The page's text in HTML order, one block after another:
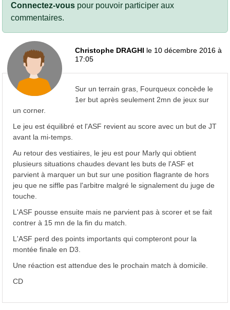
Connectez-vous pour pouvoir participer aux
commentaires.
Christophe DRAGHI le 10 décembre 2016 à
17:05
Sur un terrain gras, Fourqueux concède le
1er but après seulement 2mn de jeux sur
un corner.
Le jeu est équilibré et l'ASF revient au score avec un but de JT
avant la mi-temps.
Au retour des vestiaires, le jeu est pour Marly qui obtient
plusieurs situations chaudes devant les buts de l'ASF et
parvient à marquer un but sur une position flagrante de hors
jeu que ne siffle pas l'arbitre malgré le signalement du juge de
touche.
L'ASF pousse ensuite mais ne parvient pas à scorer et se fait
contrer à 15 mn de la fin du match.
L'ASF perd des points importants qui compteront pour la
montée finale en D3.
Une réaction est attendue des le prochain match à domicile.
CD